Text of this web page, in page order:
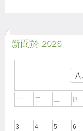
新聞於 2026
一 二 三 四
3
4 5 6